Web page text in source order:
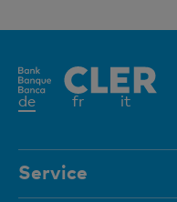
deAktives
fr it
Service